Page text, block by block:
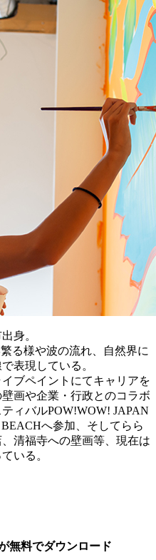
身。
る様や波の流れ、自然界に
表現している。
ブペイントにてキャリアを
画や企業・行政とのコラボ
ィバルPOW!WOW! JAPAN
へ参加、そしてらら
清福寺への壁画等、現在は
いる。
無料でダウンロード